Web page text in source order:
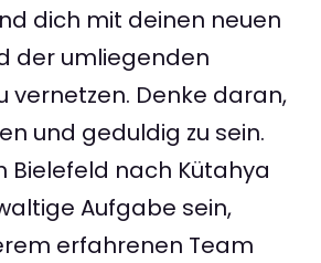
dich mit deinen neuen
der umliegenden
vernetzen. Denke daran,
und geduldig zu sein.
Bielefeld nach Kütahya
Aufgabe sein,
erfahrenen Team